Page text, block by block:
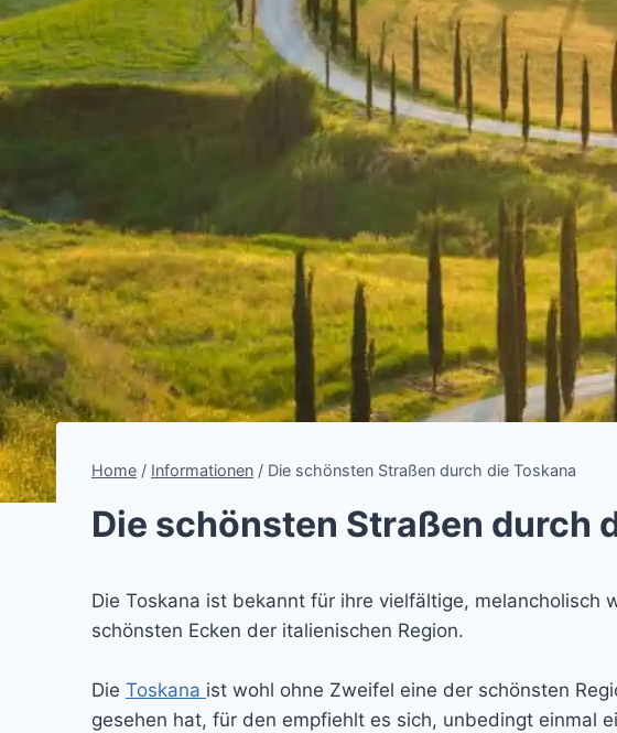
Home / Informationen / Die schönsten Straßen durch die Toskana
Die schönsten Straßen durch
Die Toskana ist bekannt für ihre vielfältige,
schönsten Ecken der italienischen Region.
Die Toskana ist wohl ohne Zweifel eine der schönsten
gesehen hat, für den empfiehlt es sich, unbedingt einmal